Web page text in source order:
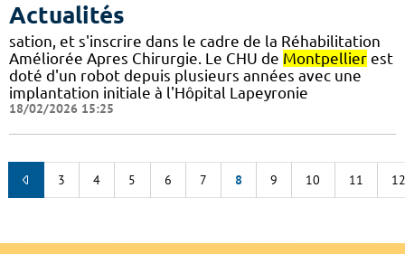
Actualités
sation, et s'inscrire dans le cadre de la Réhabilitation
Améliorée Apres Chirurgie. Le CHU de Montpellier est
doté d'un robot depuis plusieurs années avec une
implantation initiale à l'Hôpital Lapeyronie
18/02/2026 15:25
3 4 5 6 7 8 9 10 11 12